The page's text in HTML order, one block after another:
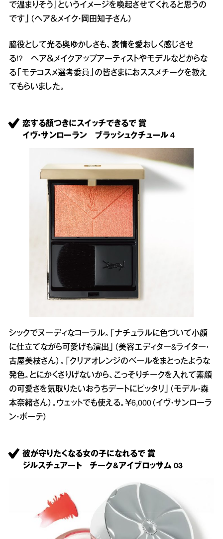
で温まりそう』というイメージを喚起させてくれると思うの
です」（ヘア＆メイク・岡田知子さん）
脇役として光る奥ゆかしさも、表情を愛おしく感じさせ
る!? ヘア＆メイクアップアーティストやモデルなどからな
る「モテコスメ選考委員」の皆さまにおススメチークを教え
てもらいました。
恋する顔つきにスイッチできるで 賞
イヴ・サンローラン ブラッシュクチュール 4
シックでヌーディなコーラル。「ナチュラルに色づいて小顔
に仕立てながら可愛げも演出」（美容エディター&ライター・
古屋美枝さん）。「クリアオレンジのベールをまとったような
発色。とにかくさりげないから、こっそりチークを入れて素顔
の可愛さを気取りたいおうちデートにピッタリ」（モデル・森
本奈緒さん）。ウェットでも使える。￥6,000（イヴ・サンローラ
ン・ボーテ）
彼が守りたくなる女の子になれるで 賞
ジルスチュアート チーク&アイブロッサム 03